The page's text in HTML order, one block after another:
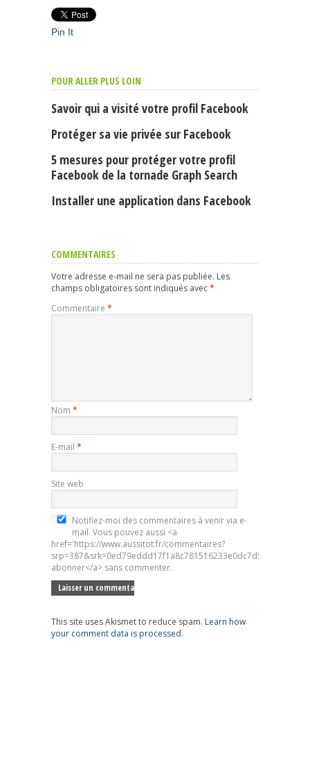
Pin It
POUR ALLER PLUS LOIN
Savoir qui a visité votre profil Facebook
Protéger sa vie privée sur Facebook
5 mesures pour protéger votre profil
Facebook de la tornade Graph Search
Installer une application dans Facebook
COMMENTAIRES
Votre adresse e-mail ne sera pas publiée. Les
champs obligatoires sont indiqués avec*
Commentaire *
Nom *
E-mail *
Site web
Notifiez-moi des commentaires à venir via e-
mail. Vous pouvez aussi <a
href='https://www.aussitot.fr/commentaires?
abonner</a> sans commenter.
This site uses Akismet to reduce spam. Learn how
your comment data is processed.